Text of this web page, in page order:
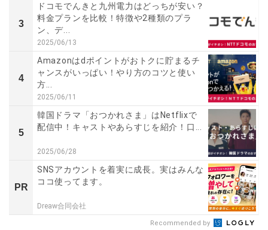
3
ドコモでんきと九州電力はどっちが安い？
料金プランを比較！特徴や2種類のプラ
ン、デ...
2025/06/13
4
Amazonはdポイントがおトクに貯まるチ
ャンスがいっぱい！やり方のコツと使い
方...
2025/06/11
5
韓国ドラマ「おつかれさま」はNetflixで
配信中！キャストやあらすじを紹介！口...
2025/06/28
PR
SNSアカウントを着実に成長。実はみんな
ココ使ってます。
Dreaw合同会社
Recommended by